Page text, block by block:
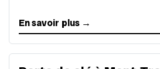
En savoir plus →